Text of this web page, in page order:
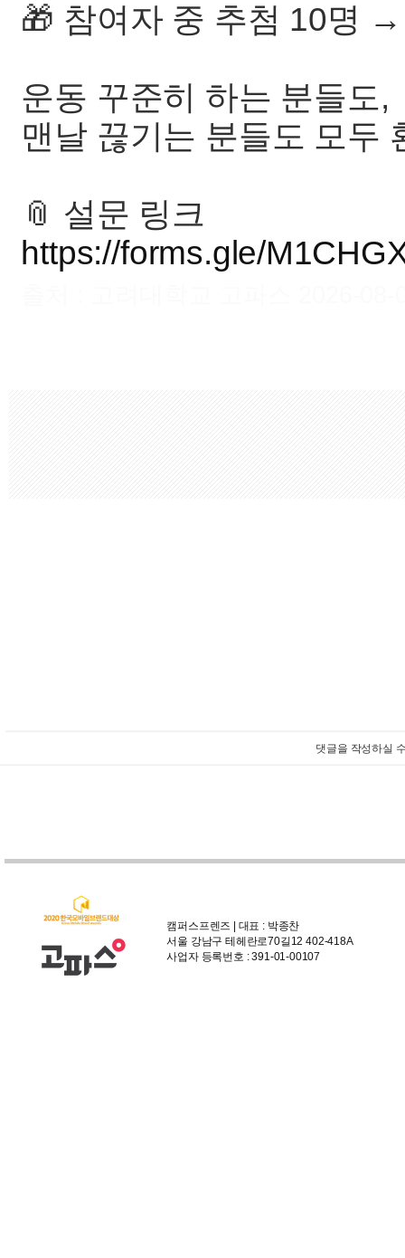
🎁 참여자 중 추첨 10명
운동 꾸준히 하는 분들도,
맨날 끊기는 분들도 모두
📎 설문 링크
https://forms.gle/
댓글을 작성하실
캠퍼스프렌즈 | 대표 : 박종찬
서울 강남구 테헤란로70길12 402-418A
사업자 등록번호 : 391-01-00107